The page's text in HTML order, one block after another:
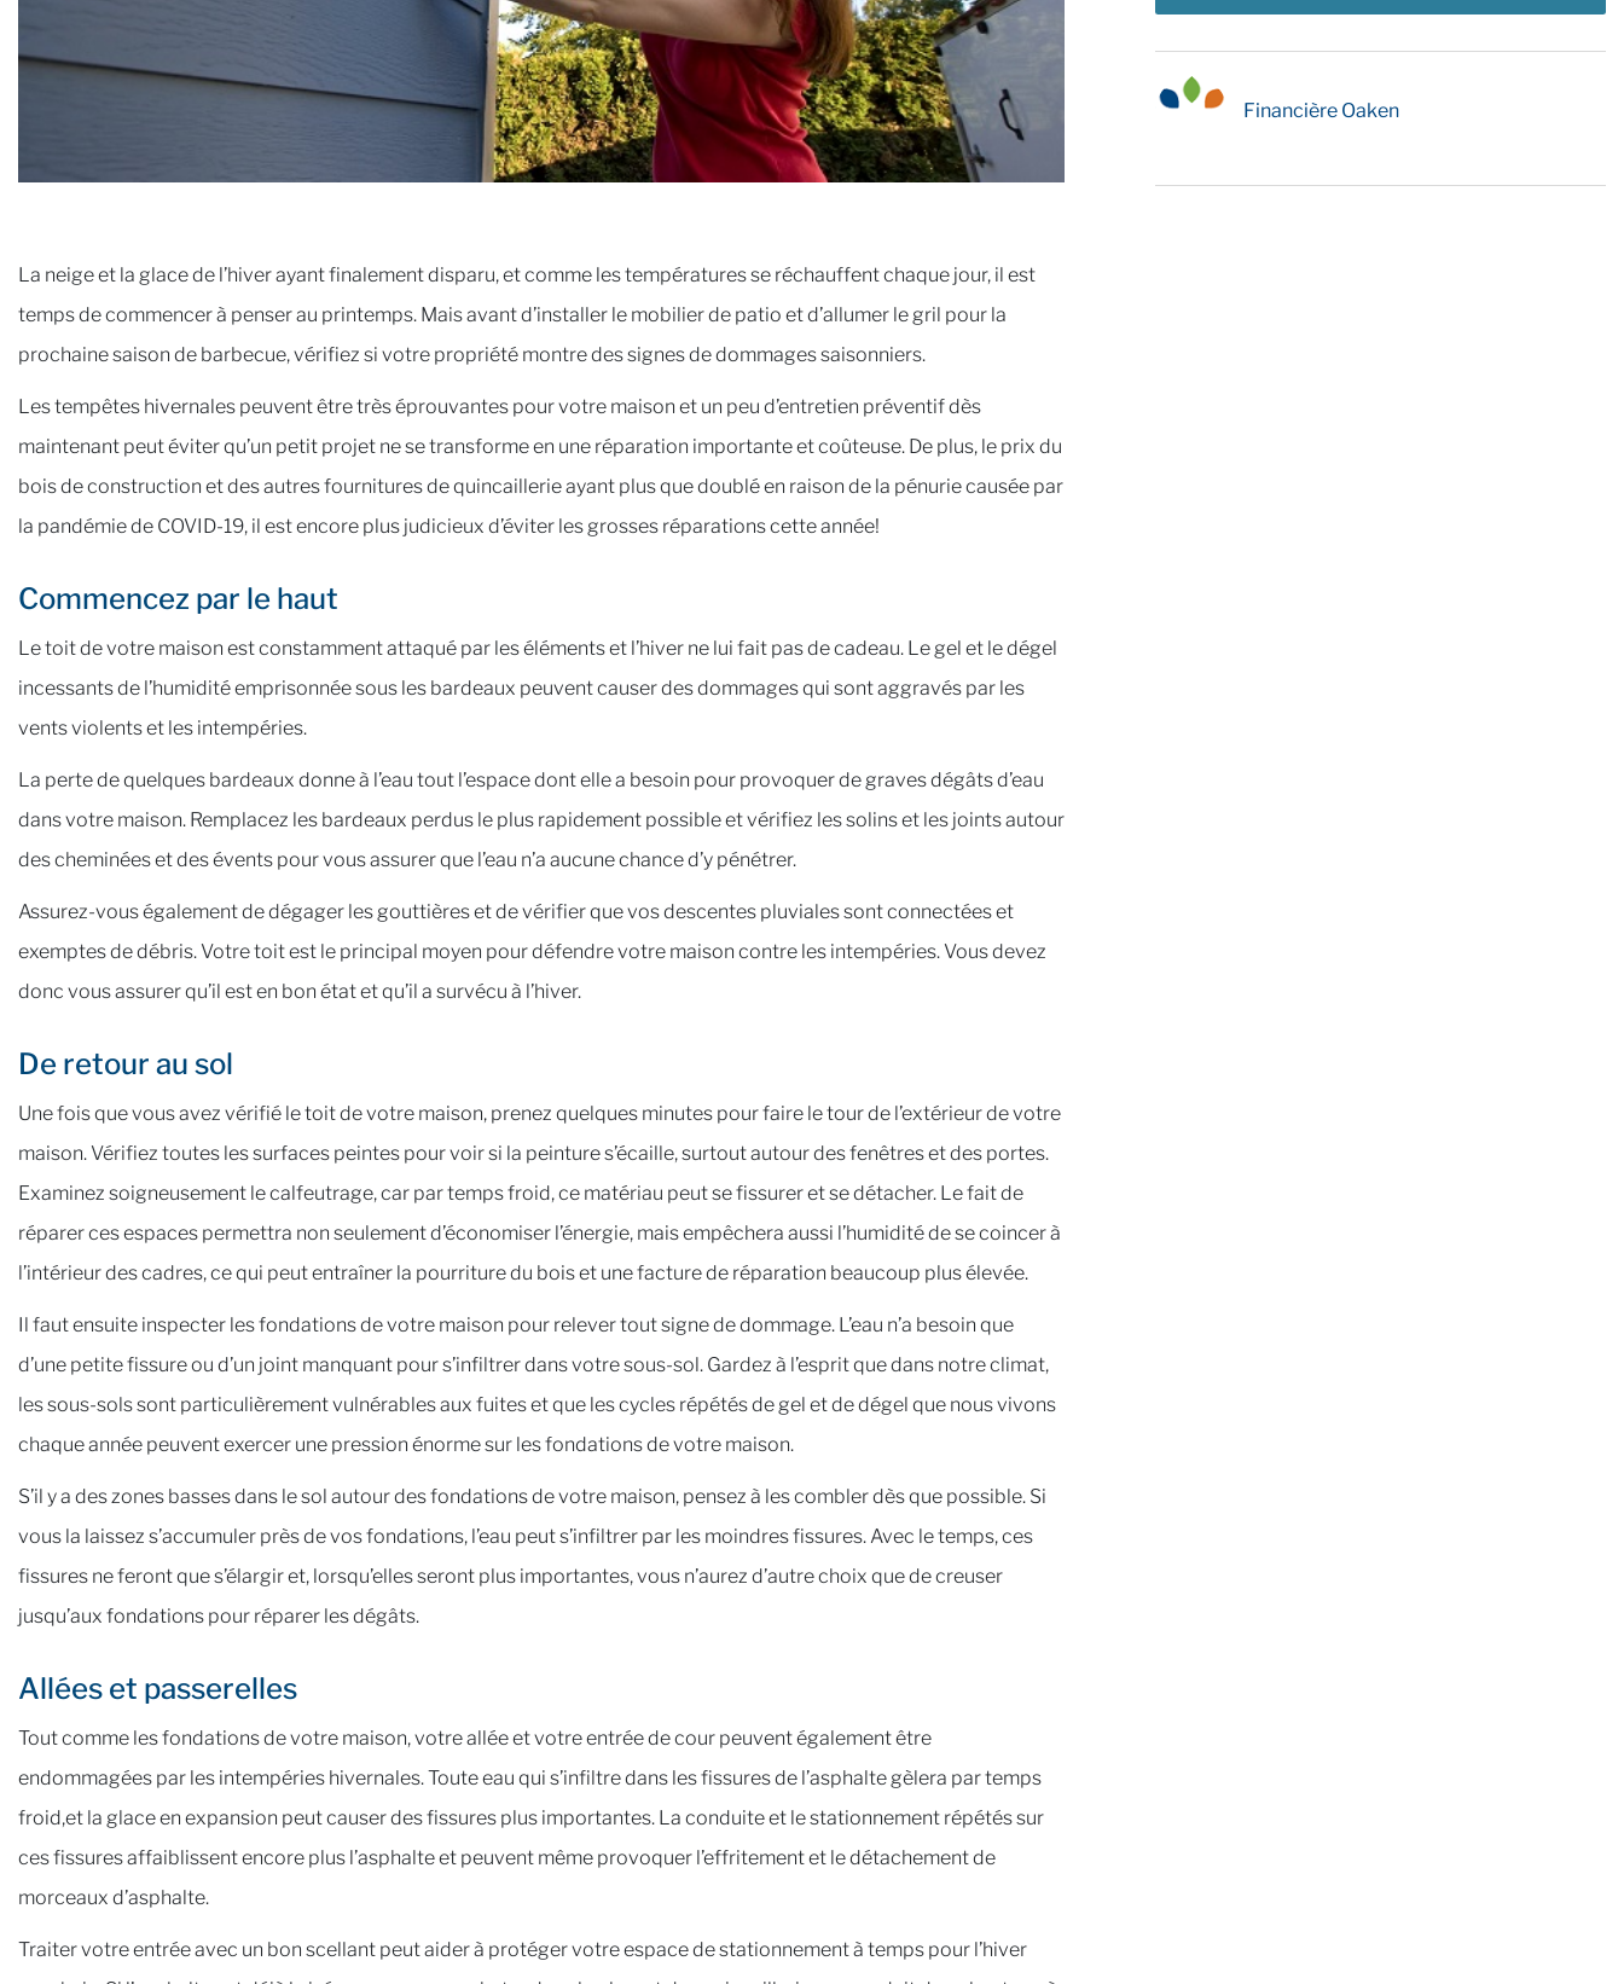
La neige et la glace de l’hiver ayant finalement disparu, et comme les températures se réchauffent chaque jour, il est
temps de commencer à penser au printemps. Mais avant d’installer le mobilier de patio et d’allumer le gril pour la
prochaine saison de barbecue, vérifiez si votre propriété montre des signes de dommages saisonniers.
Les tempêtes hivernales peuvent être très éprouvantes pour votre maison et un peu d’entretien préventif dès
maintenant peut éviter qu’un petit projet ne se transforme en une réparation importante et coûteuse. De plus, le prix du
bois de construction et des autres fournitures de quincaillerie ayant plus que doublé en raison de la pénurie causée par
la pandémie de COVID-19, il est encore plus judicieux d’éviter les grosses réparations cette année!
Commencez par le haut
Le toit de votre maison est constamment attaqué par les éléments et l’hiver ne lui fait pas de cadeau. Le gel et le dégel
incessants de l’humidité emprisonnée sous les bardeaux peuvent causer des dommages qui sont aggravés par les
vents violents et les intempéries.
La perte de quelques bardeaux donne à l’eau tout l’espace dont elle a besoin pour provoquer de graves dégâts d’eau
dans votre maison. Remplacez les bardeaux perdus le plus rapidement possible et vérifiez les solins et les joints autour
des cheminées et des évents pour vous assurer que l’eau n’a aucune chance d’y pénétrer.
Assurez-vous également de dégager les gouttières et de vérifier que vos descentes pluviales sont connectées et
exemptes de débris. Votre toit est le principal moyen pour défendre votre maison contre les intempéries. Vous devez
donc vous assurer qu’il est en bon état et qu’il a survécu à l’hiver.
De retour au sol
Une fois que vous avez vérifié le toit de votre maison, prenez quelques minutes pour faire le tour de l’extérieur de votre
maison. Vérifiez toutes les surfaces peintes pour voir si la peinture s’écaille, surtout autour des fenêtres et des portes.
Examinez soigneusement le calfeutrage, car par temps froid, ce matériau peut se fissurer et se détacher. Le fait de
réparer ces espaces permettra non seulement d’économiser l’énergie, mais empêchera aussi l’humidité de se coincer à
l’intérieur des cadres, ce qui peut entraîner la pourriture du bois et une facture de réparation beaucoup plus élevée.
Il faut ensuite inspecter les fondations de votre maison pour relever tout signe de dommage. L’eau n’a besoin que
d’une petite fissure ou d’un joint manquant pour s’infiltrer dans votre sous-sol. Gardez à l’esprit que dans notre climat,
les sous-sols sont particulièrement vulnérables aux fuites et que les cycles répétés de gel et de dégel que nous vivons
chaque année peuvent exercer une pression énorme sur les fondations de votre maison.
S’il y a des zones basses dans le sol autour des fondations de votre maison, pensez à les combler dès que possible. Si
vous la laissez s’accumuler près de vos fondations, l’eau peut s’infiltrer par les moindres fissures. Avec le temps, ces
fissures ne feront que s’élargir et, lorsqu’elles seront plus importantes, vous n’aurez d’autre choix que de creuser
jusqu’aux fondations pour réparer les dégâts.
Allées et passerelles
Tout comme les fondations de votre maison, votre allée et votre entrée de cour peuvent également être
endommagées par les intempéries hivernales. Toute eau qui s’infiltre dans les fissures de l’asphalte gèlera par temps
froid,et la glace en expansion peut causer des fissures plus importantes. La conduite et le stationnement répétés sur
ces fissures affaiblissent encore plus l’asphalte et peuvent même provoquer l’effritement et le détachement de
morceaux d’asphalte.
Traiter votre entrée avec un bon scellant peut aider à protéger votre espace de stationnement à temps pour l’hiver
Financière Oaken